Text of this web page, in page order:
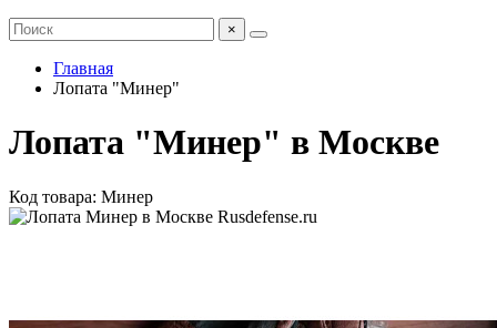
×
Главная
Лопата "Минер"
Лопата "Минер" в Москве
Код товара: Минер